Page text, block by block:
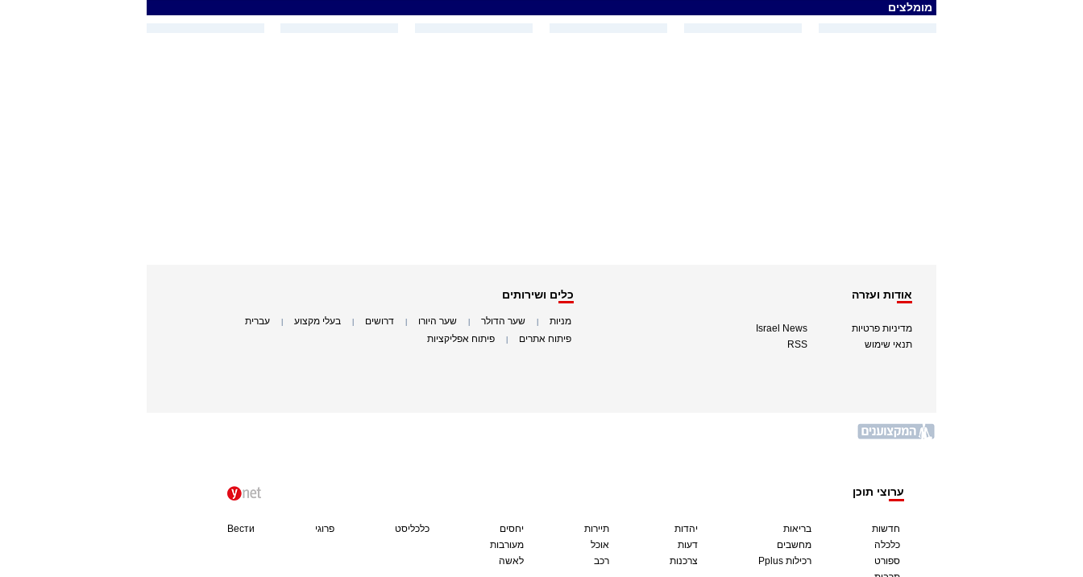
מומלצים
אודות ועזרה
מדיניות פרטיות
תנאי שימוש
Israel News
RSS
כלים ושירותים
מניות שער הדולר שער היורו דרושים בעלי מקצוע עברית
פיתוח אתרים פיתוח אפליקציות
ערוצי תוכן
חדשות
כלכלה
ספורט
בריאות
מחשבים
Pplus רכילות
יהדות
דעות
צרכנות
תיירות
אוכל
רכב
יחסים
מעורבות
לאשה
כלכליסט פרוגי Вести